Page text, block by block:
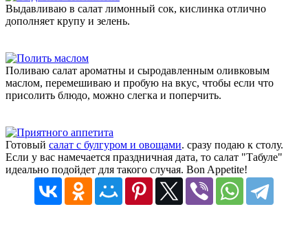
Выдавливаю в салат лимонный сок, кислинка отлично
дополняет крупу и зелень.
Поливаю салат ароматны и сыродавленным оливковым
маслом, перемешиваю и пробую на вкус, чтобы если что
присолить блюдо, можно слегка и поперчить.
Готовый салат с булгуром и овощами. сразу подаю к столу.
Если у вас намечается праздничная дата, то салат "Табуле"
идеально подойдет для такого случая. Bon Appetite!